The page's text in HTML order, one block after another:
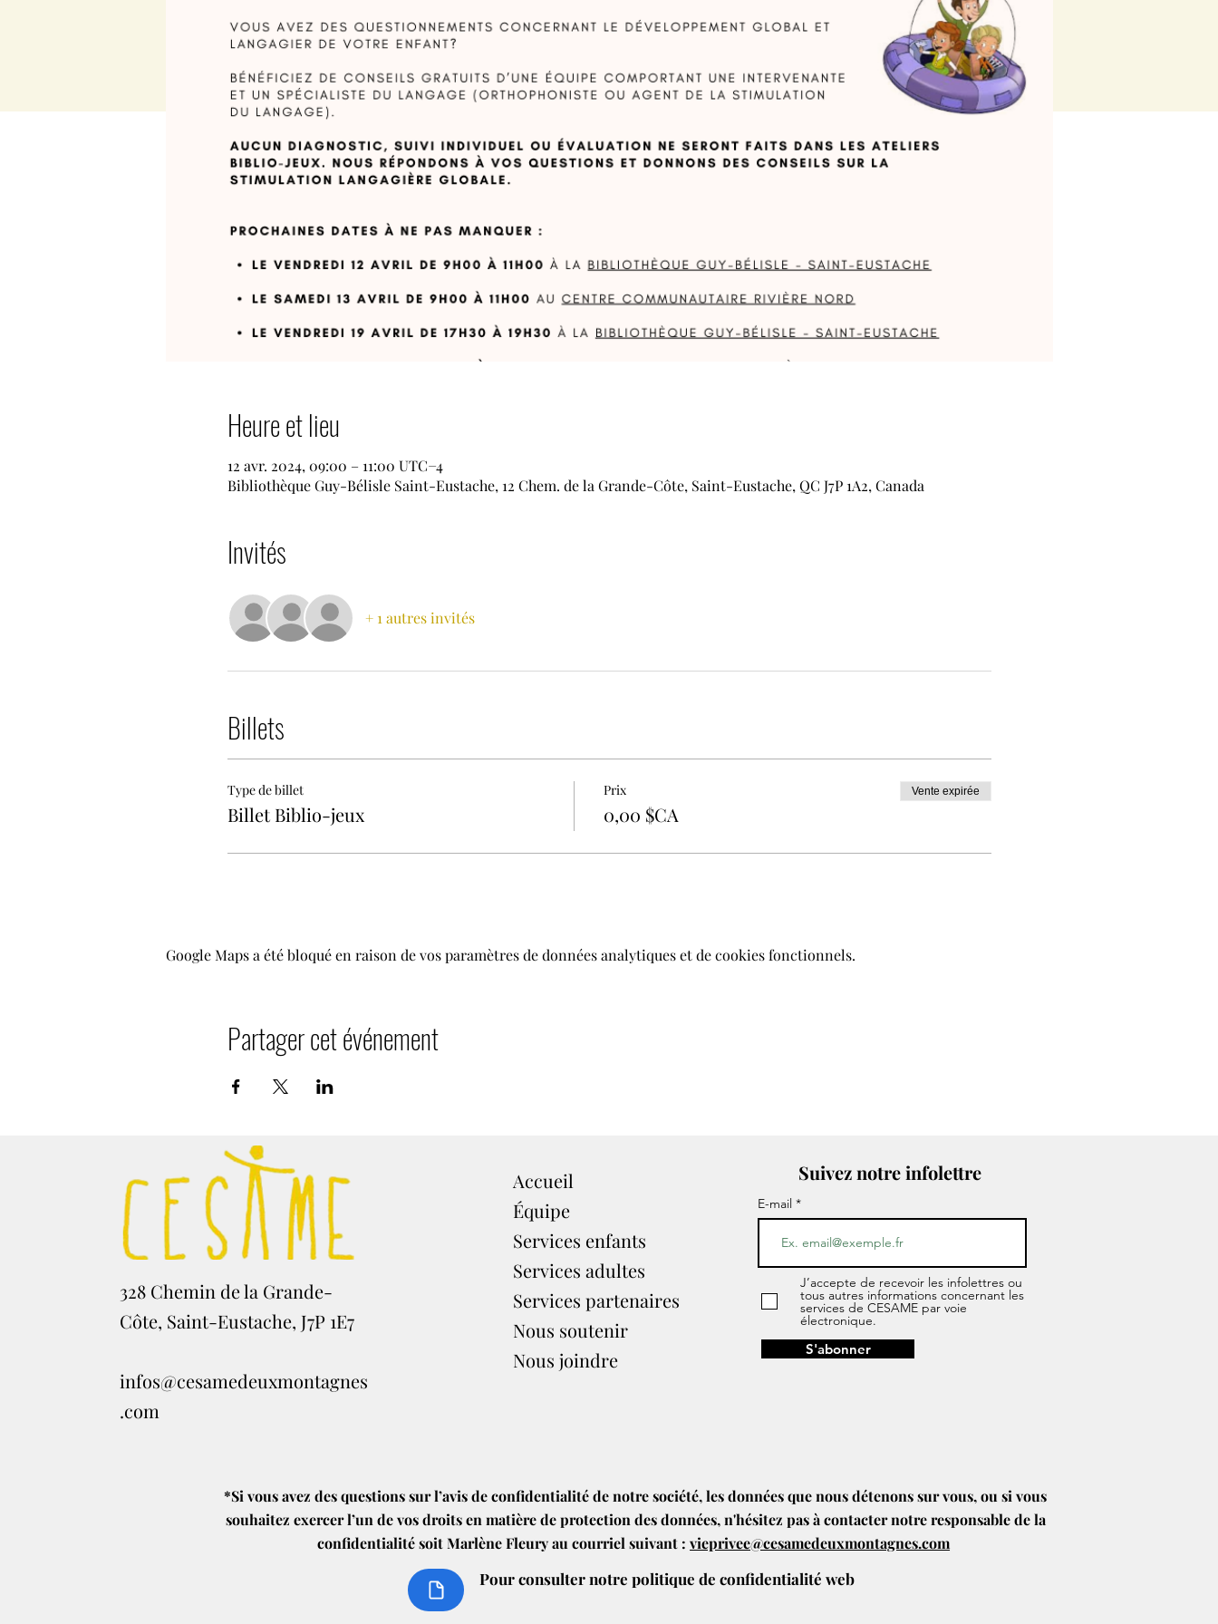
Heure et lieu
12 avr. 2024, 09:00 – 11:00 UTC−4
Bibliothèque Guy-Bélisle Saint-Eustache, 12 Chem. de la Grande-Côte, Saint-Eustache, QC J7P 1A2, Canada
Invités
+ 1 autres invités
Billets
Type de billet
Billet Biblio-jeux
Prix
0,00 $CA
Vente expirée
Google Maps a été bloqué en raison de vos paramètres de données analytiques et de cookies fonctionnels.
Partager cet événement
328 Chemin de la Grande-
Côte, Saint-Eustache, J7P 1E7
infos@cesamedeuxmontagnes
.com
Accueil
Équipe
Services enfants
Services adultes
Services partenaires​
Nous soutenir
Nous joindre
Suivez notre infolettre
E-mail
J’accepte de recevoir les infolettres ou
tous autres informations concernant les
services de CESAME par voie
électronique.
S'abonner
*Si vous avez des questions sur l’avis de confidentialité de notre société, les données que nous détenons sur vous, ou si vous
souhaitez exercer l’un de vos droits en matière de protection des données, n'hésitez pas à contacter notre responsable de la
confidentialité soit Marlène Fleury au courriel suivant :vieprivee@cesamedeuxmontagnes.com
Pour consulternotre politique de confidentialité web